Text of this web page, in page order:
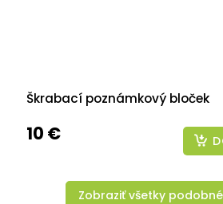
Škrabací poznámkový bloček
10 €
Zobraziť všetky